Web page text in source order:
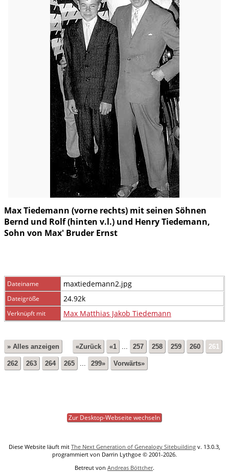
Max Tiedemann (vorne rechts) mit seinen Söhnen
Bernd und Rolf (hinten v.l.) und Henry Tiedemann,
Sohn von Max' Bruder Ernst
Dateiname maxtiedemann2.jpg
Dateigröße 24.92k
Verknüpft mit Max Matthias Jakob Tiedemann
» Alles anzeigen «Zurück «1 257 258 259 260 261
262 263 264 265 299» Vorwärts»
Zur Desktop-Webseite wechseln
Diese Website läuft mit The Next Generation of Genealogy Sitebuilding v. 13.0.3,
programmiert von Darrin Lythgoe © 2001-2026.
Betreut von Andreas Böttcher.